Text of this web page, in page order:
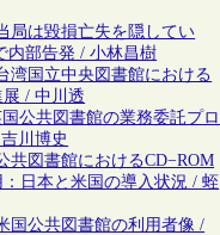
局は毀損亡失を隠してい
内部告発 / 小林昌樹
湾国立中央図書館における
/ 中川透
国公共図書館の業務委託プロ
川博史
共図書館におけるCD−ROM
：日本と米国の導入状況 / 蛭
国公共図書館の利用者像 /